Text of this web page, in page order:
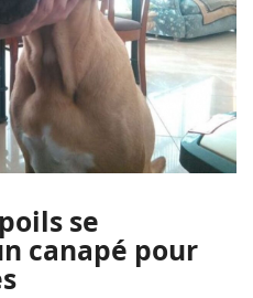
se
canapé pour